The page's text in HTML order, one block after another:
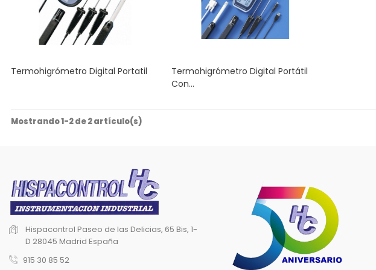
Termohigrómetro Digital Portatil
Termohigrómetro Digital Portátil
Con...
Mostrando 1-2 de 2 artículo(s)
Hispacontrol Paseo de las Delicias, 65 Bis, 1-
D 28045 Madrid España
915 30 85 52